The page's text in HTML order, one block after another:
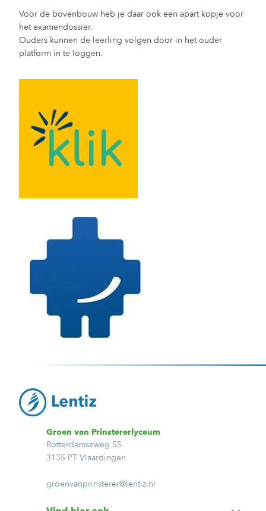
Voor de bovenbouw heb je daar ook een apart kopje voor
het examendossier.
Ouders kunnen de leerling volgen door in het ouder
platform in te loggen.
Groen van Prinstererlyceum
Rotterdamseweg 55
3135 PT Vlaardingen
groenvanprinsterer@lentiz.nl